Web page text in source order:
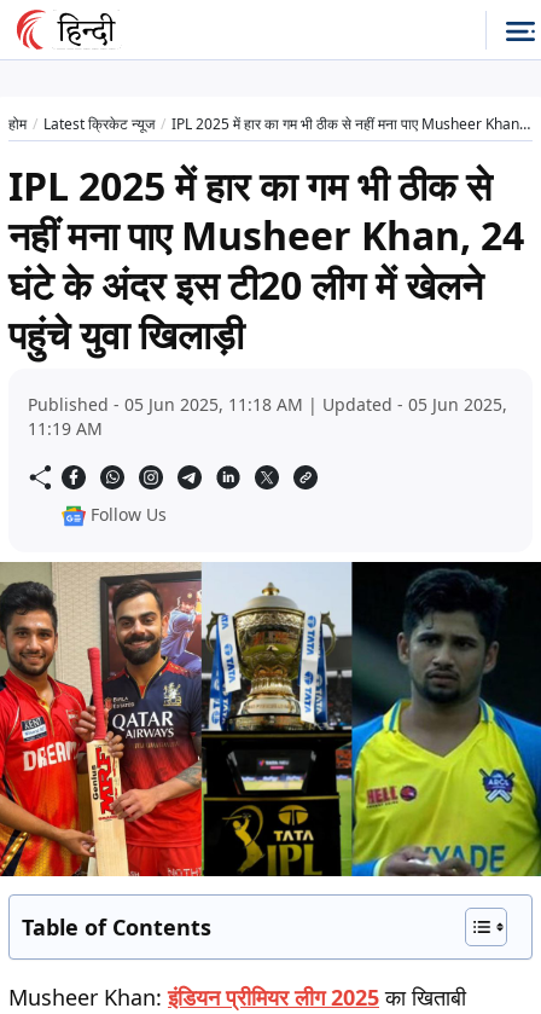
होम Latest क्रिकेट न्यूज IPL 2025 में हार का गम भी ठीक से नहीं मना पाए Musheer Khan, 24 घंटे के अंदर इस टी20 लीग में खेलने पहुंचे युवा खिलाड़ी
IPL 2025 में हार का गम भी ठीक से
नहीं मना पाए Musheer Khan, 24
घंटे के अंदर इस टी20 लीग में खेलने
पहुंचे युवा खिलाड़ी
Published - 05 Jun 2025, 11:18 AM | Updated - 05 Jun 2025,
11:19 AM
Follow Us
Table of Contents
Musheer Khan:इंडियन प्रीमियर लीग 2025का खिताबी